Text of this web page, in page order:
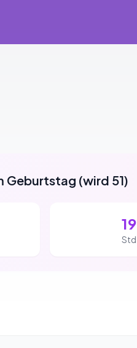
Geburtstag (wird 51)
19
Std